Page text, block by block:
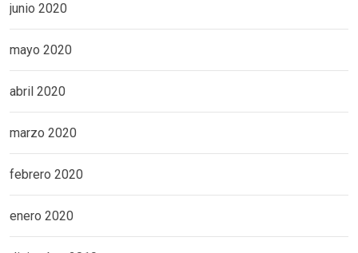
junio 2020
mayo 2020
abril 2020
marzo 2020
febrero 2020
enero 2020